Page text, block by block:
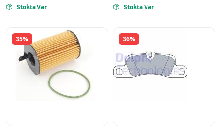
 Stokta Var  Stokta Var
35% 36%